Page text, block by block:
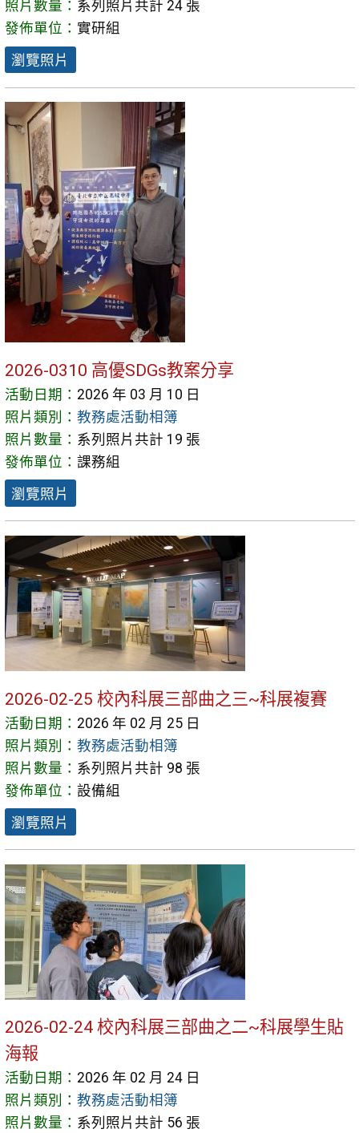
照片數量： 系列照片共計 24 張
發佈單位： 實研組
瀏覽照片
2026-0310 高優SDGs教案分享
活動日期： 2026 年 03 月 10 日
照片類別： 教務處活動相簿
照片數量： 系列照片共計 19 張
發佈單位： 課務組
瀏覽照片
2026-02-25 校內科展三部曲之三~科展複賽
活動日期： 2026 年 02 月 25 日
照片類別： 教務處活動相簿
照片數量： 系列照片共計 98 張
發佈單位： 設備組
瀏覽照片
2026-02-24 校內科展三部曲之二~科展學生貼
海報
活動日期： 2026 年 02 月 24 日
照片類別： 教務處活動相簿
照片數量： 系列照片共計 56 張